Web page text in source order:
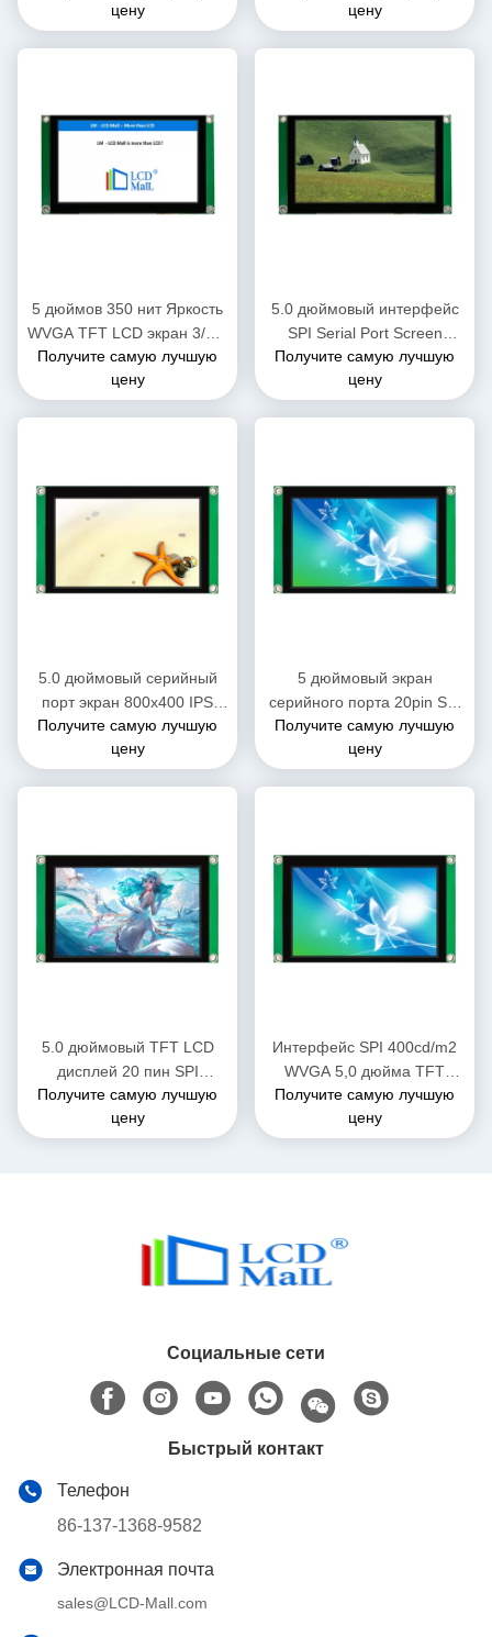
таких как Aduno/Raspberry
Pi/SMT32/ESP32/C8051/ и
цену
TFT LCD модули с CTP
цену
5 дюймов 350 нит Яркость
WVGA TFT LCD экран 3/4 L
SPI интерфейс с CTP
Получите самую лучшую
цену
5.0 дюймовый интерфейс
SPI Serial Port Screen
800*RGB*480 400cd/m2
TFT LCD модули с CTP
Получите самую лучшую
цену
5.0 дюймовый серийный
порт экран 800x400 IPS
TFT LCD модули
совместимы с X86
Получите самую лучшую
цену
5 дюймовый экран
серийного порта 20pin SPI
интерфейс LCM дисплей
LMT050WV008C-PZ015
Получите самую лучшую
цену
5.0 дюймовый TFT LCD
дисплей 20 пин SPI
интерфейс 800*480 LT7381
Дисплей серийного порта
Получите самую лучшую
цену
Интерфейс SPI 400cd/m2
WVGA 5,0 дюйма TFT
Serial Port Screen
совместим с
Windows/Linux/Raspberry Pi
Получите самую лучшую
цену
Социальные сети
Быстрый контакт
Телефон
86-137-1368-9582
Электронная почта
sales@LCD-Mall.com